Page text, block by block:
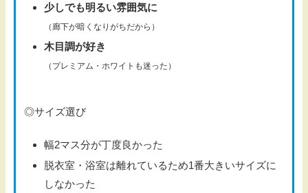
少しでも明るい雰囲気に
（廊下が暗くなりがちだから）
木目調が好き
（プレミアム・ホワイトも迷った）
◎サイズ選び
幅2マス分が丁度良かった
脱衣室・浴室は離れているため1番大きいサイズに
しなかった